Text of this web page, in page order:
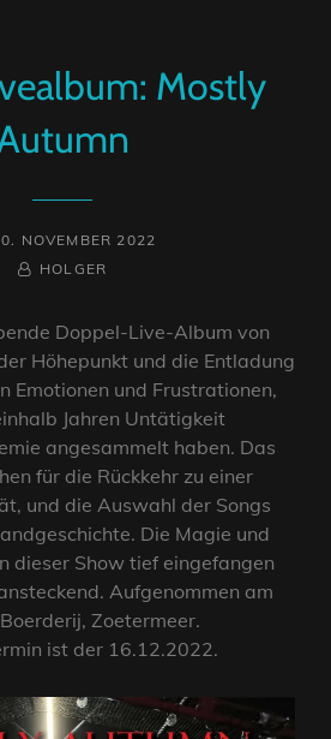
Mostly
NOVEMBER 2022
BY
BYLINEHOLGER
Doppel-Live-Album von
Höhepunkt und die Entladung
Emotionen und Frustrationen,
Jahren Untätigkeit
angesammelt haben. Das
für die Rückkehr zu einer
und die Auswahl der Songs
Die Magie und
dieser Show tief eingefangen
Aufgenommen am
Zoetermeer.
ist der 16.12.2022.